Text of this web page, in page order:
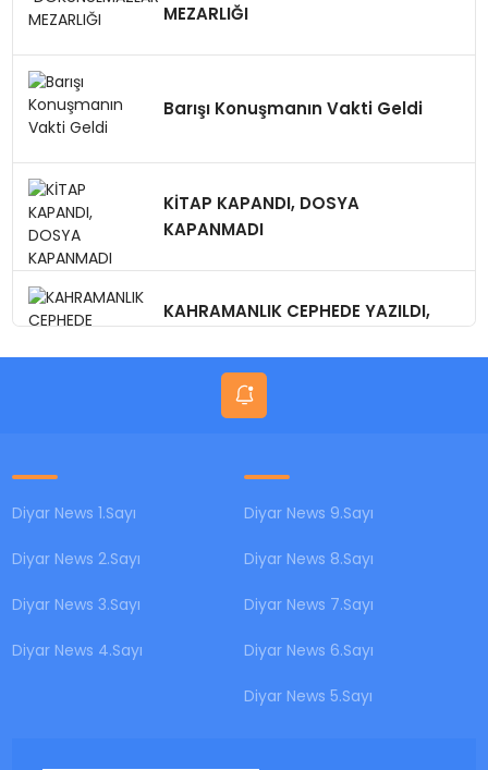
MEZARLIĞI
Barışı Konuşmanın Vakti Geldi
KİTAP KAPANDI, DOSYA
KAPANMADI
KAHRAMANLIK CEPHEDE YAZILDI,
Diyar News 1.Sayı
Diyar News 2.Sayı
Diyar News 3.Sayı
Diyar News 4.Sayı
Diyar News 9.Sayı
Diyar News 8.Sayı
Diyar News 7.Sayı
Diyar News 6.Sayı
Diyar News 5.Sayı